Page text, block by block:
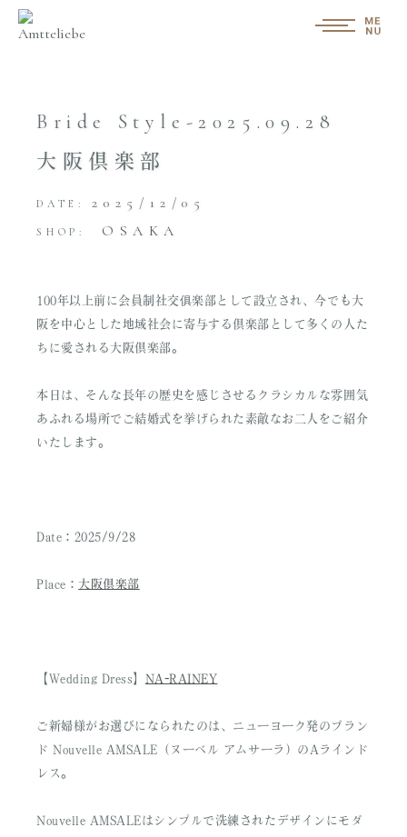
Bride Style-2025.09.28
大阪倶楽部
DATE: 2025/12/05
SHOP: OSAKA
100年以上前に会員制社交俱楽部として設立され、今でも大
阪を中心とした地域社会に寄与する倶楽部として多くの人た
ちに愛される大阪倶楽部。
本日は、そんな長年の歴史を感じさせるクラシカルな雰囲気
あふれる場所でご結婚式を挙げられた素敵なお二人をご紹介
いたします。
Date：2025/9/28
Place：大阪倶楽部
【Wedding Dress】 NA-RAINEY
ご新婦様がお選びになられたのは、ニューヨーク発のブラン
ド Nouvelle AMSALE（ヌーベル アムサーラ）のAラインド
レス。
Nouvelle AMSALEはシンプルで洗練されたデザインにモダ